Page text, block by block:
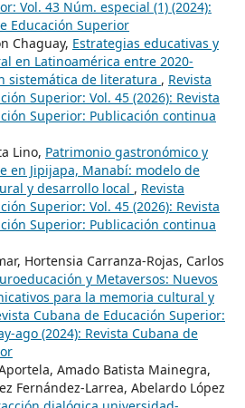
Vol. 43 Núm. especial (1) (2024):
Educación Superior
Chaguay, Estrategias educativas y
en Latinoamérica entre 2020-
sistemática de literatura , Revista
Superior: Vol. 45 (2026): Revista
Superior: Publicación continua
Lino, Patrimonio gastronómico y
en Jipijapa, Manabí: modelo de
y desarrollo local , Revista
Superior: Vol. 45 (2026): Revista
Superior: Publicación continua
Hortensia Carranza-Rojas, Carlos
y Metaversos: Nuevos
para la memoria cultural y
Cubana de Educación Superior:
ago (2024): Revista Cubana de
Amado Batista Mainegra,
Fernández-Larrea, Abelardo López